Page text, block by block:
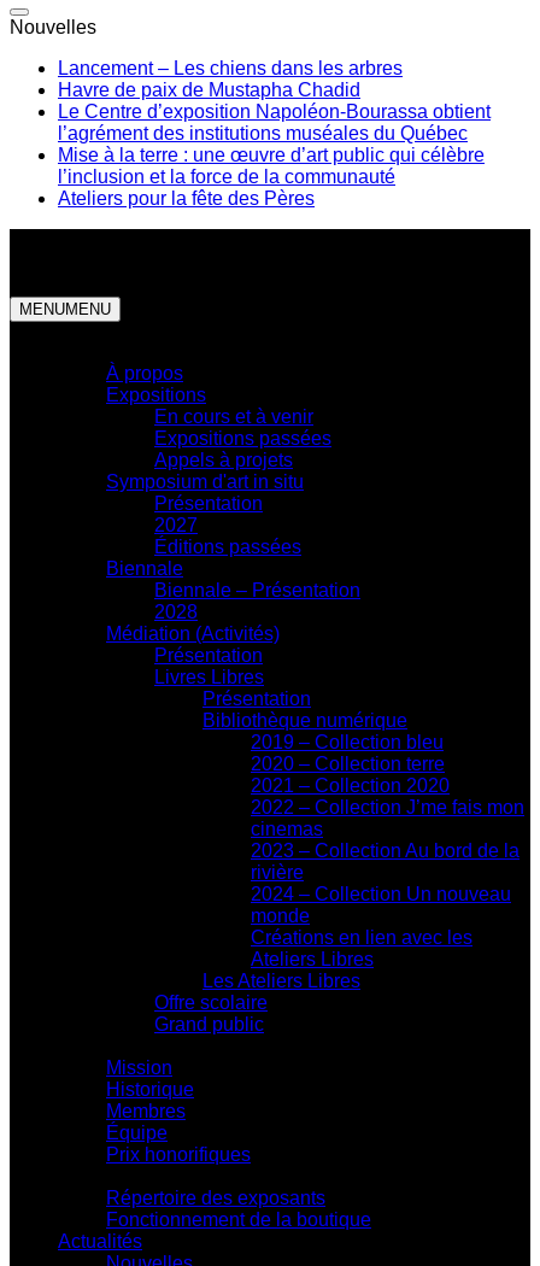
Nouvelles
Lancement – Les chiens dans les arbres
Havre de paix de Mustapha Chadid
Le Centre d’exposition Napoléon-Bourassa obtient
l’agrément des institutions muséales du Québec
Mise à la terre : une œuvre d’art public qui célèbre
l’inclusion et la force de la communauté
Ateliers pour la fête des Pères
MENUMENU
À propos
Expositions
En cours et à venir
Expositions passées
Appels à projets
Symposium d'art in situ
Présentation
2027
Éditions passées
Biennale
Biennale – Présentation
2028
Médiation (Activités)
Présentation
Livres Libres
Présentation
Bibliothèque numérique
2019 – Collection bleu
2020 – Collection terre
2021 – Collection 2020
2022 – Collection J’me fais mon
cinemas
2023 – Collection Au bord de la
rivière
2024 – Collection Un nouveau
monde
Créations en lien avec les
Ateliers Libres
Les Ateliers Libres
Offre scolaire
Grand public
Mission
Historique
Membres
Équipe
Prix honorifiques
Répertoire des exposants
Fonctionnement de la boutique
Actualités